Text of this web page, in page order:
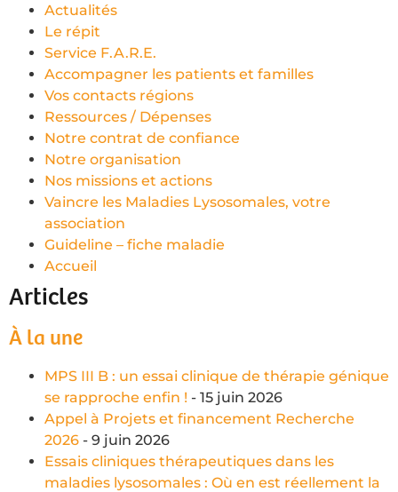
Actualités
Le répit
Service F.A.R.E.
Accompagner les patients et familles
Vos contacts régions
Ressources / Dépenses
Notre contrat de confiance
Notre organisation
Nos missions et actions
Vaincre les Maladies Lysosomales, votre
association
Guideline – fiche maladie
Accueil
Articles
À la une
MPS III B : un essai clinique de thérapie génique
se rapproche enfin ! - 15 juin 2026
Appel à Projets et financement Recherche
2026 - 9 juin 2026
Essais cliniques thérapeutiques dans les
maladies lysosomales : Où en est réellement la